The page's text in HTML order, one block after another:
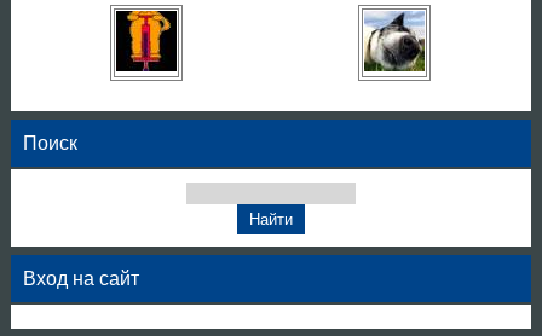
Поиск
Вход на сайт